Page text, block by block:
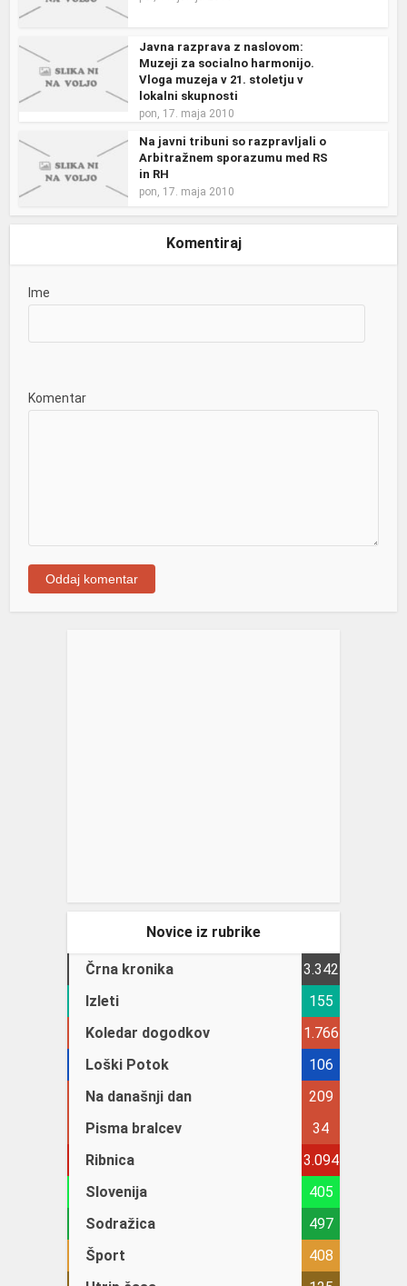
Javna razprava z naslovom:
Muzeji za socialno harmonijo.
Vloga muzeja v 21. stoletju v
lokalni skupnosti
pon, 17. maja 2010
Na javni tribuni so razpravljali o
Arbitražnem sporazumu med RS
in RH
pon, 17. maja 2010
Komentiraj
Ime
Komentar
Novice iz rubrike
Črna kronika
3.342
Izleti
155
Koledar dogodkov
1.766
Loški Potok
106
Na današnji dan
209
Pisma bralcev
34
Ribnica
3.094
Slovenija
405
Sodražica
497
Šport
408